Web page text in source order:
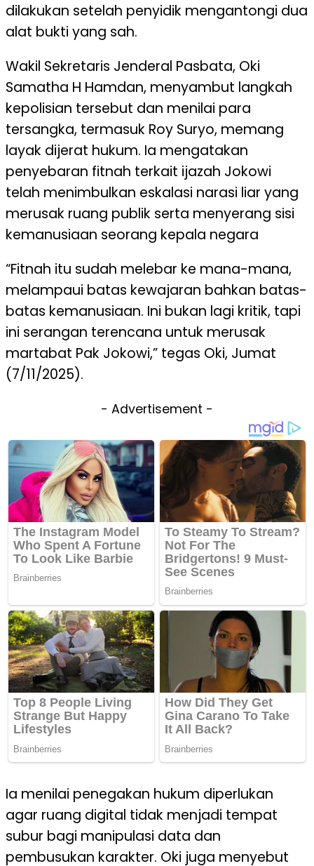
dilakukan setelah penyidik mengantongi dua
alat bukti yang sah.
Wakil Sekretaris Jenderal Pasbata, Oki
Samatha H Hamdan, menyambut langkah
kepolisian tersebut dan menilai para
tersangka, termasuk Roy Suryo, memang
layak dijerat hukum. Ia mengatakan
penyebaran fitnah terkait ijazah Jokowi
telah menimbulkan eskalasi narasi liar yang
merusak ruang publik serta menyerang sisi
kemanusiaan seorang kepala negara
“Fitnah itu sudah melebar ke mana-mana,
melampaui batas kewajaran bahkan batas-
batas kemanusiaan. Ini bukan lagi kritik, tapi
ini serangan terencana untuk merusak
martabat Pak Jokowi,” tegas Oki, Jumat
(7/11/2025).
- Advertisement -
Ia menilai penegakan hukum diperlukan
agar ruang digital tidak menjadi tempat
subur bagi manipulasi data dan
pembusukan karakter. Oki juga menyebut